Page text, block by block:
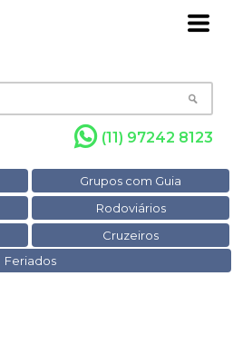
(11) 97242 8123
Grupos com Guia
Rodoviários
Cruzeiros
Feriados